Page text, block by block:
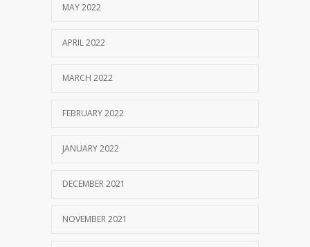
MAY 2022
APRIL 2022
MARCH 2022
FEBRUARY 2022
JANUARY 2022
DECEMBER 2021
NOVEMBER 2021